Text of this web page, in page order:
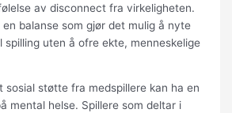
av disconnect fra virkeligheten.
balanse som gjør det mulig å nyte
spilling uten å ofre ekte, menneskelige
sosial støtte fra medspillere kan ha en
mental helse. Spillere som deltar i